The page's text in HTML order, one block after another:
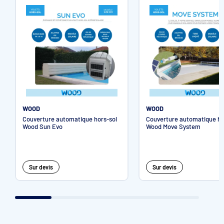
1 ensemble de lames polycarbonate 70 mm avec aillettes
(non compatible avec traitement brome)
Les ailettes existent en 3 profondeurs : 10, 20 & 30 mm
WOOD
Couverture automatique hors-sol
Wood Sun Evo
Sur devis
WOOD
Couverture automatique
Wood Move System
Sur devis